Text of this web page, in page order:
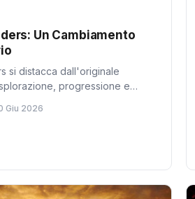
Un Cambiamento
si distacca dall'originale
progressione e
saga. Un aggiornamento
Giu 2026